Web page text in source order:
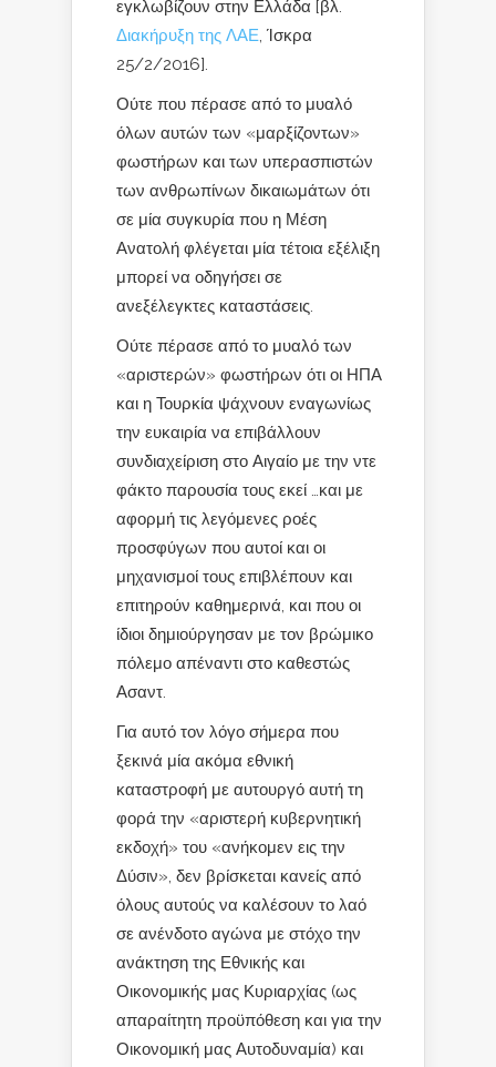
εγκλωβίζουν στην Ελλάδα [βλ.
Διακήρυξη της ΛΑΕ, Ίσκρα
25/2/2016].
Ούτε που πέρασε από το μυαλό
όλων αυτών των «μαρξίζοντων»
φωστήρων και των υπερασπιστών
των ανθρωπίνων δικαιωμάτων ότι
σε μία συγκυρία που η Μέση
Ανατολή φλέγεται μία τέτοια εξέλιξη
μπορεί να οδηγήσει σε
ανεξέλεγκτες καταστάσεις.
Ούτε πέρασε από το μυαλό των
«αριστερών» φωστήρων ότι οι ΗΠΑ
και η Τουρκία ψάχνουν εναγωνίως
την ευκαιρία να επιβάλλουν
συνδιαχείριση στο Αιγαίο με την ντε
φάκτο παρουσία τους εκεί …και με
αφορμή τις λεγόμενες ροές
προσφύγων που αυτοί και οι
μηχανισμοί τους επιβλέπουν και
επιτηρούν καθημερινά, και που οι
ίδιοι δημιούργησαν με τον βρώμικο
πόλεμο απέναντι στο καθεστώς
Ασαντ.
Για αυτό τον λόγο σήμερα που
ξεκινά μία ακόμα εθνική
καταστροφή με αυτουργό αυτή τη
φορά την «αριστερή κυβερνητική
εκδοχή» του «ανήκομεν εις την
Δύσιν», δεν βρίσκεται κανείς από
όλους αυτούς να καλέσουν το λαό
σε ανένδοτο αγώνα με στόχο την
ανάκτηση της Εθνικής και
Οικονομικής μας Κυριαρχίας (ως
απαραίτητη προϋπόθεση και για την
Οικονομική μας Αυτοδυναμία) και